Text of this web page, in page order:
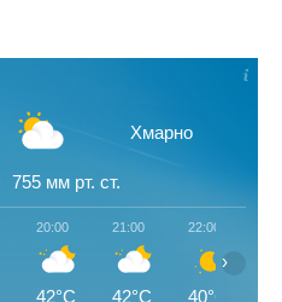
Хмарно
755 мм рт. ст.
20:00
42°C
21:00
42°C
22:00
40°C
›